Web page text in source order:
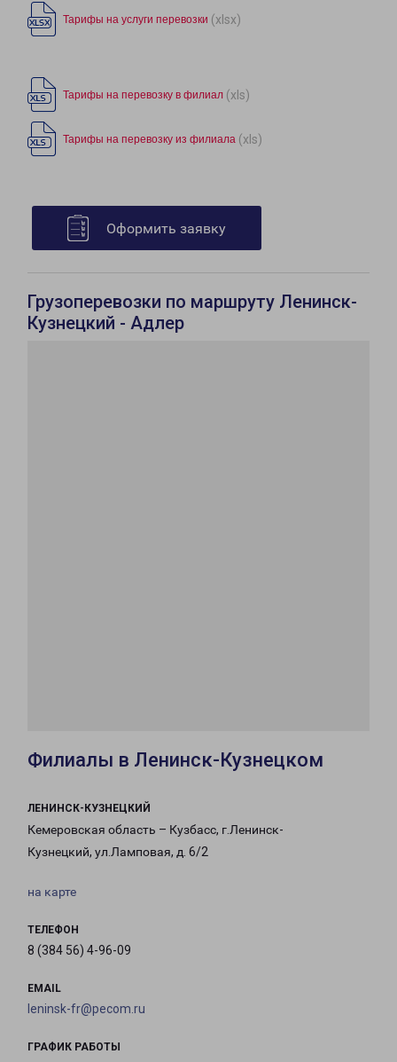
Тарифы на услуги перевозки (xlsx)
Тарифы на перевозку в филиал (xls)
Тарифы на перевозку из филиала (xls)
Оформить заявку
Грузоперевозки по маршруту Ленинск-
Кузнецкий - Адлер
Филиалы в Ленинск-Кузнецком
ЛЕНИНСК-КУЗНЕЦКИЙ
Кемеровская область – Кузбасс, г.Ленинск-
Кузнецкий, ул.Ламповая, д. 6/2
на карте
ТЕЛЕФОН
8 (384 56) 4-96-09
EMAIL
leninsk-fr@pecom.ru
ГРАФИК РАБОТЫ